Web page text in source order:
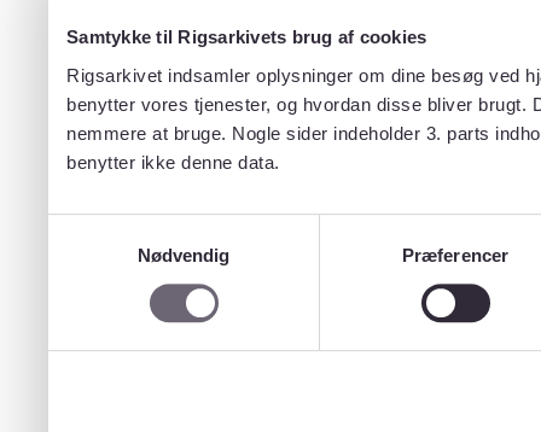
Samtykke til Rigsarkivets brug af cookies
Rigsarkivet indsamler oplysninger om dine besøg ved
benytter vores tjenester, og hvordan disse bliver
nemmere at bruge. Nogle sider indeholder 3. parts
benytter ikke denne data.
Nødvendig
Præferencer